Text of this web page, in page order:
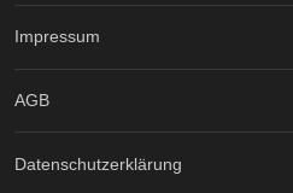
Impressum
AGB
Datenschutzerklärung